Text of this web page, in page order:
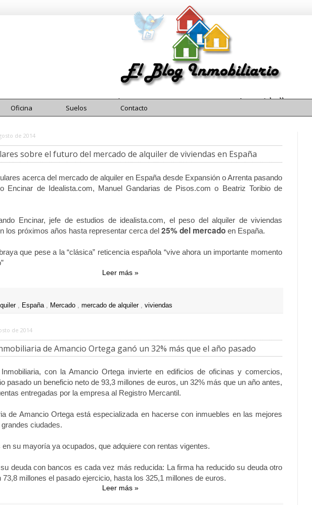
El Blog Inmobiliario
Blog Inmobiliario
Oficina Suelos Contacto
de 2014
sobre el futuro del mercado de alquiler de viviendas en España
acerca del mercado de alquiler en España desde Expansión o Arrenta pasando
Encinar de Idealista.com, Manuel Gandarias de Pisos.com o Beatriz Toribio de
Encinar, jefe de estudios de idealista.com, el peso delalquiler de viviendas
los próximos años hasta representar cerca del 25% del mercado en España.
que pese a la “clásica” reticencia española “vive ahora un importante momento
Leer más »
, España , Mercado , mercado de alquiler , viviendas
de 2014
de Amancio Ortega ganó un 32% más que el año pasado
Inmobiliaria, con la Amancio Ortega invierte en edificios de oficinas y comercios,
pasado un beneficio neto de 93,3 millones de euros, un 32% más que un año antes,
entregadas por la empresa al Registro Mercantil.
de Amancio Ortega está especializada en hacerse con inmuebles en las mejores
ciudades.
en su mayoría ya ocupados, que adquiere con rentas vigentes.
deuda con bancos es cada vez más reducida: La firma ha reducido su deuda otro
73,8 millones el pasado ejercicio, hasta los 325,1 millones de euros.
Leer más »